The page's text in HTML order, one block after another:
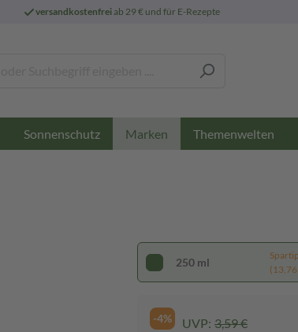
versandkostenfreiab 29 € und für E-Rezepte
Sonnenschutz Marken Themenwelten
250 ml
(13,76
-4% UVP: 3,59 €